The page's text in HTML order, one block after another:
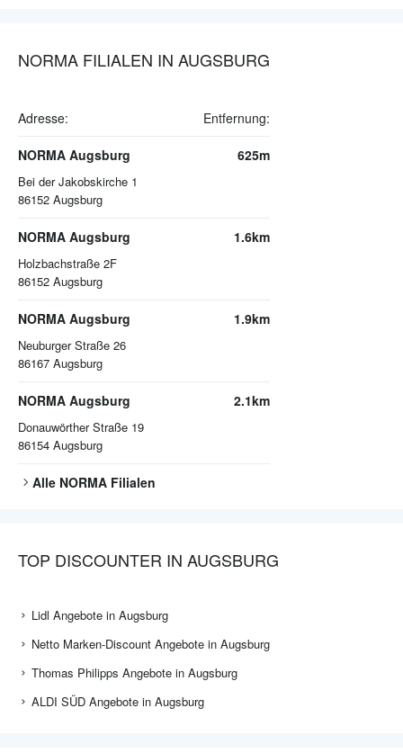
NORMA FILIALEN IN AUGSBURG
Adresse: Entfernung:
NORMA Augsburg
Bei der Jakobskirche 1
86152 Augsburg
625m
NORMA Augsburg
Holzbachstraße 2F
86152 Augsburg
1.6km
NORMA Augsburg
Neuburger Straße 26
86167 Augsburg
1.9km
NORMA Augsburg
Donauwörther Straße 19
86154 Augsburg
2.1km
Alle NORMA Filialen
TOP DISCOUNTER IN AUGSBURG
Lidl Angebote in Augsburg
Netto Marken-Discount Angebote in Augsburg
Thomas Philipps Angebote in Augsburg
ALDI SÜD Angebote in Augsburg